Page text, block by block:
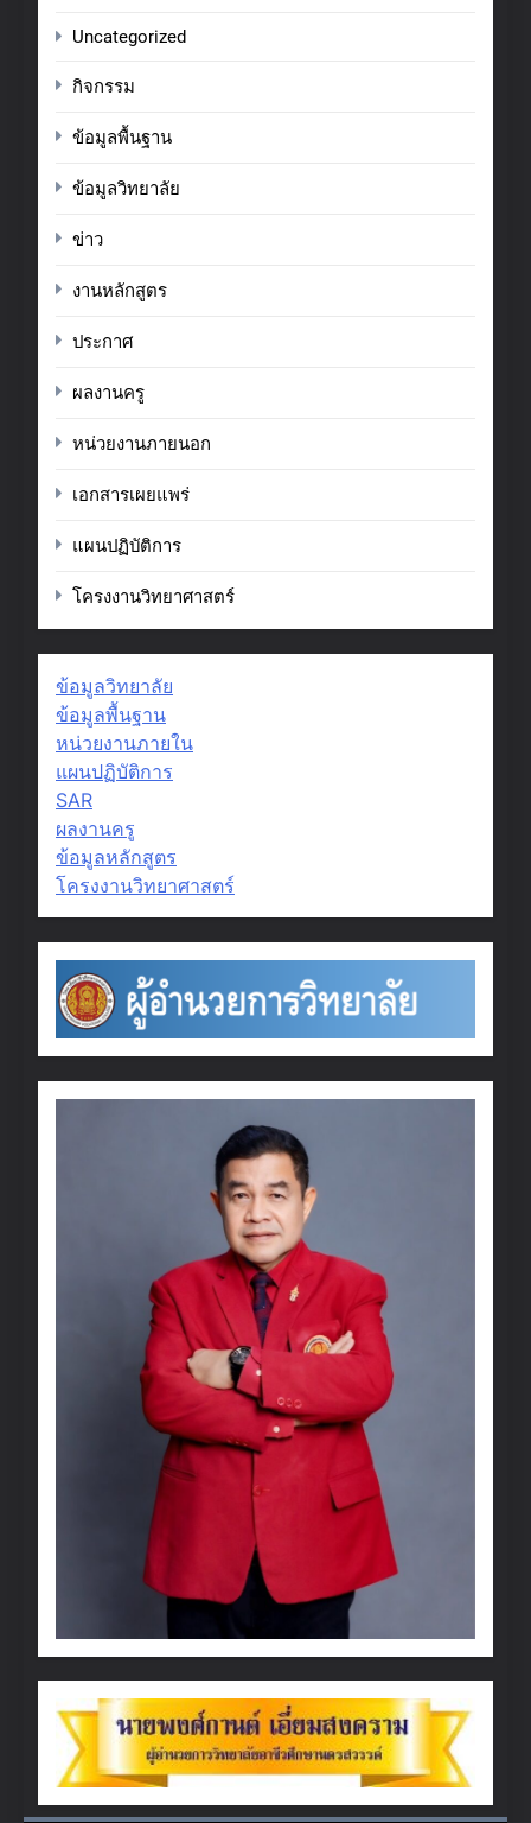
Uncategorized
กิจกรรม
ข้อมูลพื้นฐาน
ข้อมูลวิทยาลัย
ข่าว
งานหลักสูตร
ประกาศ
ผลงานครู
หน่วยงานภายนอก
เอกสารเผยแพร่
แผนปฏิบัติการ
โครงงานวิทยาศาสตร์
ข้อมูลวิทยาลัย
ข้อมูลพื้นฐาน
หน่วยงานภายใน
แผนปฏิบัติการ
SAR
ผลงานครู
ข้อมูลหลักสูตร
โครงงานวิทยาศาสตร์